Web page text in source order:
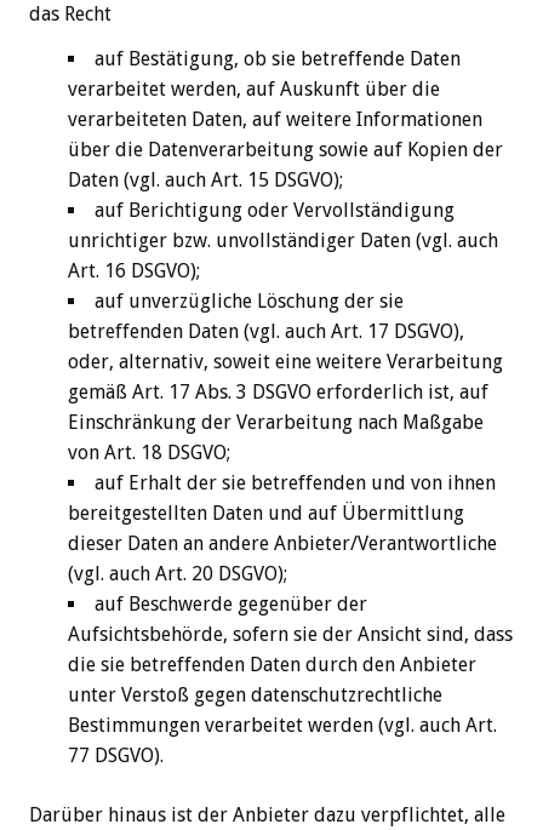
das Recht
auf Bestätigung, ob sie betreffende Daten
verarbeitet werden, auf Auskunft über die
verarbeiteten Daten, auf weitere Informationen
über die Datenverarbeitung sowie auf Kopien der
Daten (vgl. auch Art. 15 DSGVO);
auf Berichtigung oder Vervollständigung
unrichtiger bzw. unvollständiger Daten (vgl. auch
Art. 16 DSGVO);
auf unverzügliche Löschung der sie
betreffenden Daten (vgl. auch Art. 17 DSGVO),
oder, alternativ, soweit eine weitere Verarbeitung
gemäß Art. 17 Abs. 3 DSGVO erforderlich ist, auf
Einschränkung der Verarbeitung nach Maßgabe
von Art. 18 DSGVO;
auf Erhalt der sie betreffenden und von ihnen
bereitgestellten Daten und auf Übermittlung
dieser Daten an andere Anbieter/Verantwortliche
(vgl. auch Art. 20 DSGVO);
auf Beschwerde gegenüber der
Aufsichtsbehörde, sofern sie der Ansicht sind, dass
die sie betreffenden Daten durch den Anbieter
unter Verstoß gegen datenschutzrechtliche
Bestimmungen verarbeitet werden (vgl. auch Art.
77 DSGVO).
Darüber hinaus ist der Anbieter dazu verpflichtet, alle